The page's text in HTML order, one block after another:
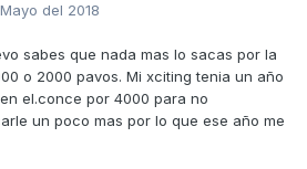
del 2018
sabes que nada mas lo sacas por la
o 2000 pavos. Mi xciting tenia un año
el.conce por 4000 para no
un poco mas por lo que ese año me